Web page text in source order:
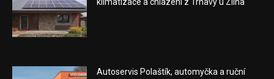
klimatizace a chlazení z Trnavy u Zlína
Autoservis Polaštík, automyčka a ruční